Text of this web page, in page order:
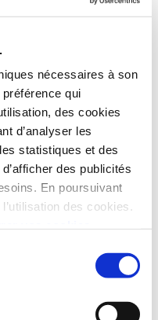
nécessaires à son
qui
des cookies
d’analyser les
statistiques et des
des publicités
En poursuivant
des cookies.
sûr
défiscaliser pour